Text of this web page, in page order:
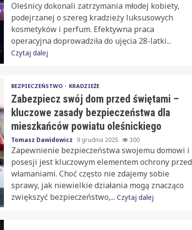
Oleśnicy dokonali zatrzymania młodej kobiety,
podejrzanej o szereg kradzieży luksusowych
kosmetyków i perfum. Efektywna praca
operacyjna doprowadziła do ujęcia 28-latki...
Czytaj dalej
BEZPIECZEŃSTWO KRADZIEŻE
Zabezpiecz swój dom przed świętami –
kluczowe zasady bezpieczeństwa dla
mieszkańców powiatu oleśnickiego
Tomasz Dawidowicz 9 grudnia 2025 300
Zapewnienie bezpieczeństwa swojemu domowi i
posesji jest kluczowym elementem ochrony przed
włamaniami. Choć często nie zdajemy sobie
sprawy, jak niewielkie działania mogą znacząco
zwiększyć bezpieczeństwo,... Czytaj dalej